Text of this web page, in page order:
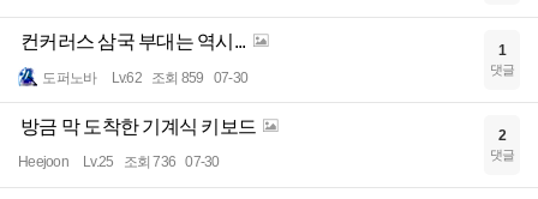
컨커러스 삼국 부대는 역시...
도퍼노바 Lv.62 조회 859 07-30
1
댓글
방금 막 도착한 기계식 키보드
Heejoon Lv.25 조회 736 07-30
2
댓글